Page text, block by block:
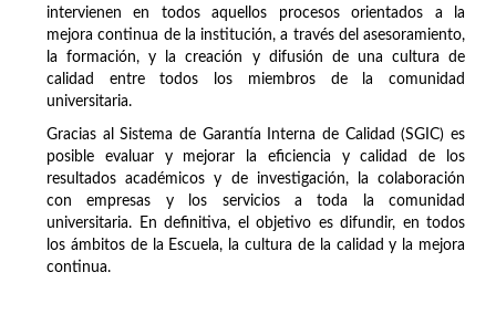
intervienen en todos aquellos procesos orientados a la
mejora continua de la institución, a través del asesoramiento,
la formación, y la creación y difusión de una cultura de
calidad entre todos los miembros de la comunidad
universitaria.
Gracias al Sistema de Garantía Interna de Calidad (SGIC) es
posible evaluar y mejorar la eficiencia y calidad de los
resultados académicos y de investigación, la colaboración
con empresas y los servicios a toda la comunidad
universitaria. En definitiva, el objetivo es difundir, en todos
los ámbitos de la Escuela, la cultura de la calidad y la mejora
continua.